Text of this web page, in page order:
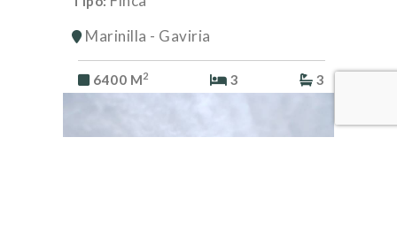
Marinilla - Gaviria
6400 M2 3 3